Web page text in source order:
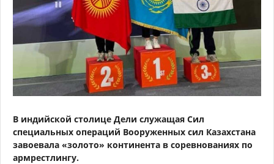
В индийской столице Дели служащая Сил
специальных операций Вооруженных сил Казахстана
завоевала «золото» континента в соревнованиях по
армрестлингу.